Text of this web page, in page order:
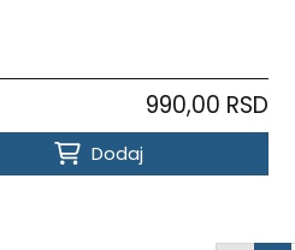
990,00 RSD
Dodaj